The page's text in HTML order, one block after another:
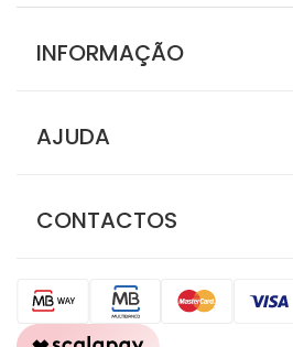
INFORMAÇÃO
AJUDA
CONTACTOS